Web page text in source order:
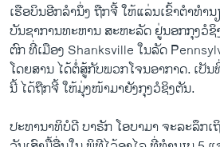
ເຮືອບິນອີກລຳນຶ່ງ ຖືກຈີ້ ໃຫ້ແລ່ນເຂົ້າຕຳທຳນ
ບັນຊາການທະຫານ ສະຫະລັດ ຢູ່ນອກກຸງວໍ
ຕົກ ທີ່ເມືອງ Shanksville ໃນລັດ
ໂດຍສານ ໄດ້ຕໍ່ສູ້ກັບພວກໂຈນອາກາດ. ເປັ
ນີ້ ໄດ້ຖືກຈີ້ ໃຫ້ມຸ່ງໜ້າມາຍັງກຸງວໍຊິງຕັນ.
ປະທານາທິບໍດີ ບາຣັກ ໂອບາມາ ຈະລະລຶກ